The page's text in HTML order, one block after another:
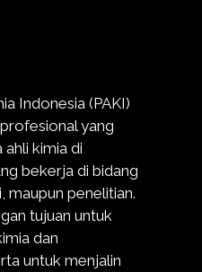
Indonesia (PAKI)
yang
kimia di
bekerja di bidang
maupun penelitian.
tujuan untuk
dan
untuk menjalin